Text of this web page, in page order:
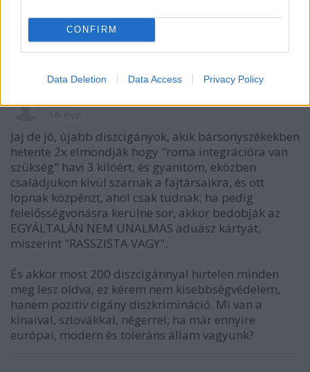
CONFIRM
Data Deletion Data Access Privacy Policy
Jaj de jó, újabb diszcigányok, akik bársonyszékekben
hetente 2x elmondják hogy "roma integrációra van
szükség" havi 3 kilóért, és gyanitom, eközben
családjukon kivül szarnak a fajtársaikra, és ott
lopnak közpénzt, ahol csak tudnak; ha pedig
felelősségvonásra kerülne sor, akkor bedobják az
EGYÁLTALÁN NEM UNALMAS aduász kártyát,
miszerint "RASSZISTA VAGY".
És akkor most 200 diszcigánnyal hirtelen minden
meg lesz oldva, ez kérem nem kisebbségvédelem,
hanem pozitiv cigány diszkrimináció. Mi van a
kinaival, szlovákkal, négerrel; ha már ennyire
európai, modern és toleráns állam vagyunk?